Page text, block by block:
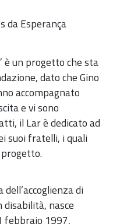
da Esperança
è un progetto che sta
dato che Gino
accompagnato
e vi sono
il Lar è dedicato ad
suoi fratelli, i quali
di
nasce
febbraio 1997,